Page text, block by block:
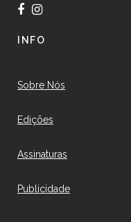
INFO
Sobre Nós
Edições
Assinaturas
Publicidade